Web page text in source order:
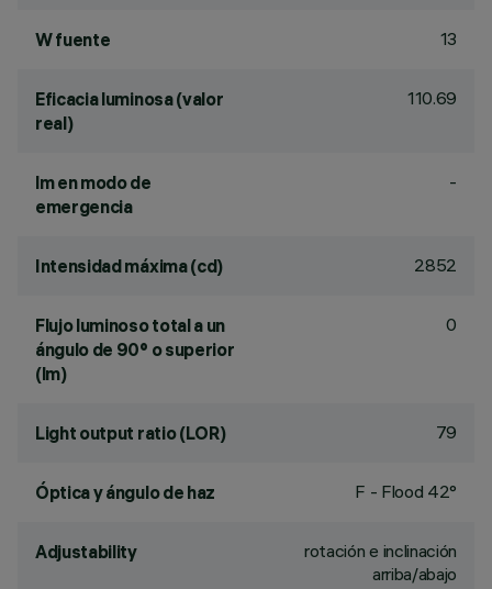
W fuente 13
Eficacia luminosa (valor
real)
110.69
lm en modo de
emergencia
-
Intensidad máxima (cd) 2852
Flujo luminoso total a un
ángulo de 90° o superior
(lm)
0
Light output ratio (LOR) 79
Óptica y ángulo de haz F - Flood 42°
Adjustability
rotación e inclinación
arriba/abajo